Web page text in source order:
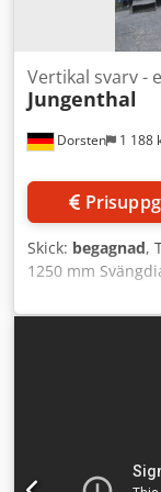
- 24 månaders
Dorsten 1 188
Vertikal svarv -
Jungenthal
Skick: begagnad,
1250 mm
Slädjustering
mm Renoverad
manöverbord
vill sälja